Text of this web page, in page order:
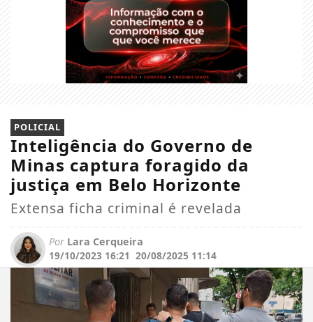
POLICIAL
Inteligência do Governo de
Minas captura foragido da
justiça em Belo Horizonte
Extensa ficha criminal é revelada
Por Lara Cerqueira
19/10/2023 16:21 20/08/2025 11:14